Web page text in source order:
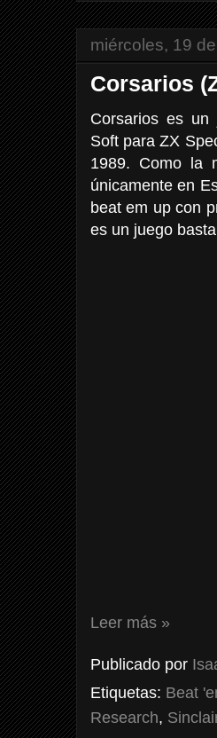
miércoles, 19
Corsarios
Corsarios es un
Soft para ZX
1989. Como la
únicamente en
beat em up con
es un juego
Leer más »
Publicado por
Etiquetas: Beat
Research,